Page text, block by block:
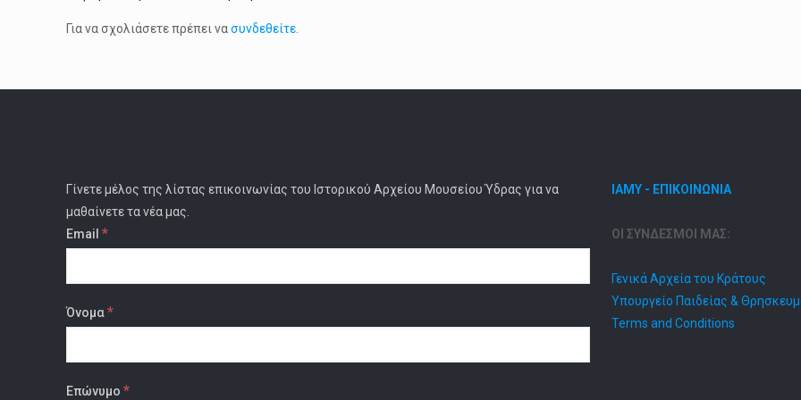
Για να σχολιάσετε πρέπει νασυνδεθείτε
Γίνετε μέλος της λίστας επικοινωνίας του Ιστορικού Αρχείου Μουσείου Ύδρας για να
μαθαίνετε τα νέα μας.
Email *
Όνομα*
Επώνυμο *
ΙΑΜΥ - ΕΠΙΚΟΙΝΩΝΙΑ
ΟΙ ΣΥΝΔΕΣΜΟΙ ΜΑΣ:
Γενικά Αρχεία του Κράτους
Υπουργείο Παιδείας &
Terms and Conditions